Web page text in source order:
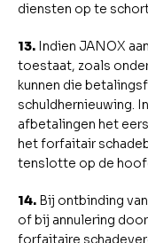
diensten op te
13. Indien JANOX
toestaat, zoals
kunnen die
schuldhernieuwing.
afbetalingen het
het forfaitair
tenslotte op de
14. Bij ontbinding
of bij annulering
forfaitaire